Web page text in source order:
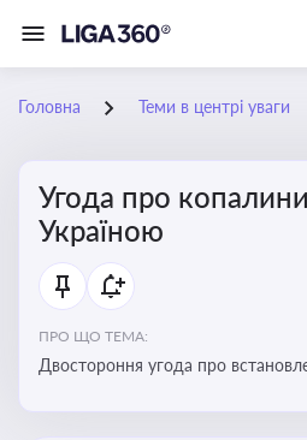
Головна Теми в центрі уваги
Угода про
Україною
ПРО ЩО ТЕМА:
Двостороння угода про